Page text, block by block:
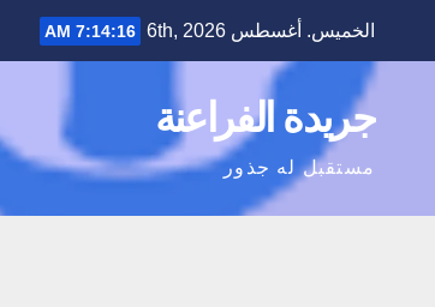
الخميس. أغسطس 6th, 2026 7:14:17 AM
جريدة الفراعنة
مستقبل له جذور